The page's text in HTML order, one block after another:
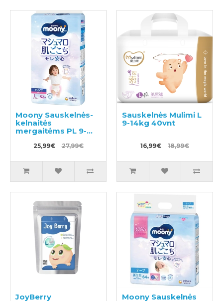
Moony Sauskelnės-
kelnaitės
mergaitėms PL 9-
25,99€ 27,99€
Sauskelnės Mulimi L
9-14kg 40vnt
16,99€ 18,99€
JoyBerry
Moony Sauskelnės